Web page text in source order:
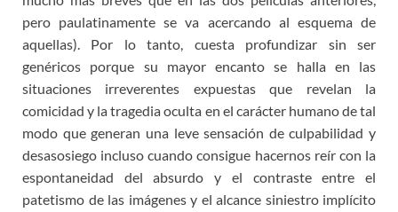
pero paulatinamente se va acercando al esquema de
aquellas). Por lo tanto, cuesta profundizar sin ser
genéricos porque su mayor encanto se halla en las
situaciones irreverentes expuestas que revelan la
comicidad y la tragedia oculta en el carácter humano de tal
modo que generan una leve sensación de culpabilidad y
desasosiego incluso cuando consigue hacernos reír con la
espontaneidad del absurdo y el contraste entre el
patetismo de las imágenes y el alcance siniestro implícito